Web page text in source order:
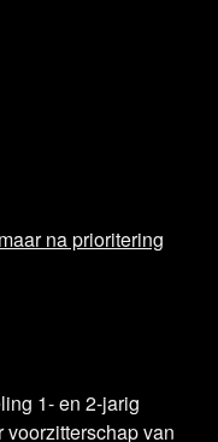
na prioritering
1- en 2-jarig
van